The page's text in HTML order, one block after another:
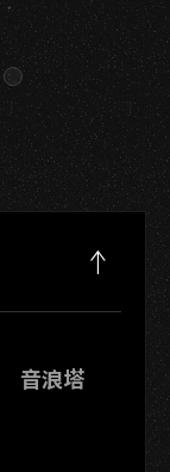
音
音浪塔